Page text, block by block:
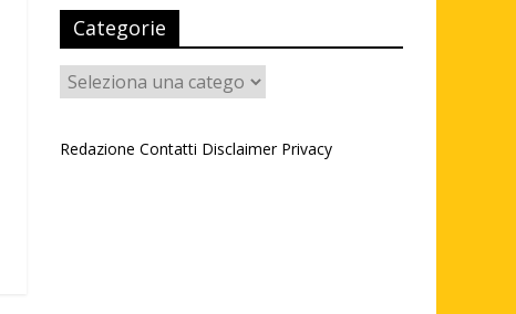
Categorie
Categorie
Redazione Contatti Disclaimer Privacy